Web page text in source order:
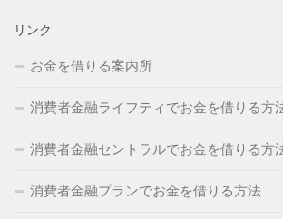
リンク
お金を借りる案内所
消費者金融ライフティでお金を借りる方
消費者金融セントラルでお金を借りる方
消費者金融プランでお金を借りる方法